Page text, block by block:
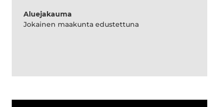
Aluejakauma
Jokainen maakunta edustettuna